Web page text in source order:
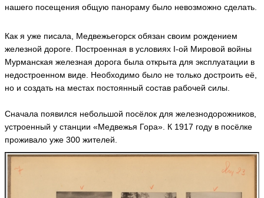
s
Т
а
ь
н
а
H
n
нашего посещения общую панораму было невозможно сделать.
Как я уже писала, Медвежьегорск обязан своим рождением
железной дороге. Построенная в условиях I-ой Мировой войны
Мурманская железная дорога была открыта для эксплуатации в
недостроенном виде. Необходимо было не только достроить её,
но и создать на местах постоянный состав рабочей силы.
Сначала появился небольшой посёлок для железнодорожников,
устроенный у станции «Медвежья Гора». К 1917 году в посёлке
проживало уже 300 жителей.